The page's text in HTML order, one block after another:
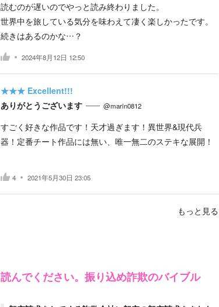
読むのが遅いのでやっと読み終わりました。
世界中を旅している気分を味わえて凄く楽しかったです。
続きはあるのかな…？
2024年8月12日 12:50
★★★ Excellent!!!
ありがとうございます
@marin0812
すごく好きな作品です！天才過ぎます！異世界&現代兵
器！定番チート作品には無い、唯一無二のステキな展開！
4 2021年5月30日 23:05
もっと見る
読んでください。振り込め詐欺のバイブル